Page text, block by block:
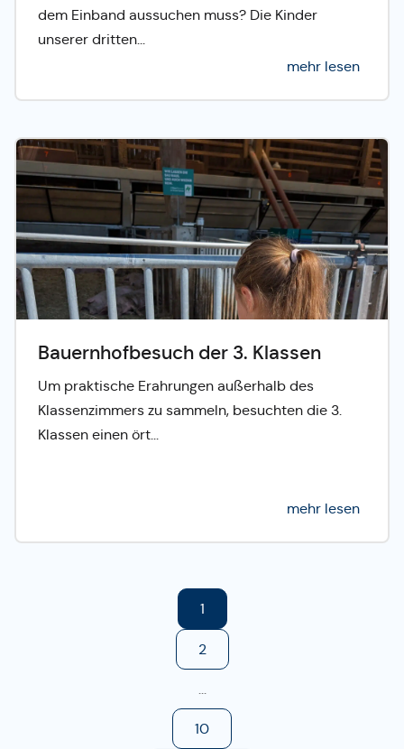
dem Einband aussuchen muss? Die Kinder
unserer dritten...
mehr lesen
Bauernhofbesuch der 3. Klassen
Um praktische Erahrungen außerhalb des
Klassenzimmers zu sammeln, besuchten die 3.
Klassen einen ört...
mehr lesen
1
2
...
10